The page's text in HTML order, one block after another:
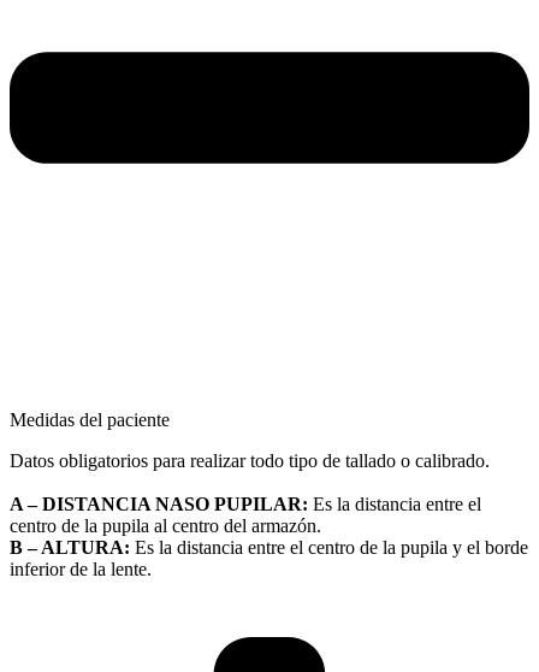
Medidas del paciente
Datos obligatorios para realizar todo tipo de tallado o calibrado.
A – DISTANCIA NASO PUPILAR: Es la distancia entre el
centro de la pupila al centro del armazón.
B – ALTURA: Es la distancia entre el centro de la pupila y el borde
inferior de la lente.